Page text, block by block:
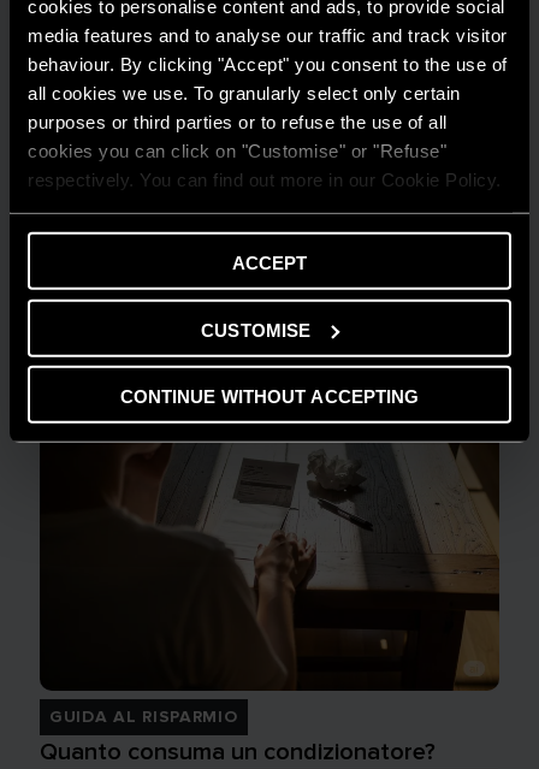
cookies to personalise content and ads, to provide social
media features and to analyse our traffic and track visitor
behaviour. By clicking "Accept" you consent to the use of
all cookies we use. To granularly select only certain
purposes or third parties or to refuse the use of all
cookies you can click on "Customise" or "Refuse"
respectively. You can find out more in our Cookie Policy.
ACCEPT
CUSTOMISE
CONTINUE WITHOUT ACCEPTING
AMBIENTE
Risparmio energetico: trasforma la tua
casa in un modello di efficienza
GUIDA AL RISPARMIO
Quanto consuma un condizionatore?